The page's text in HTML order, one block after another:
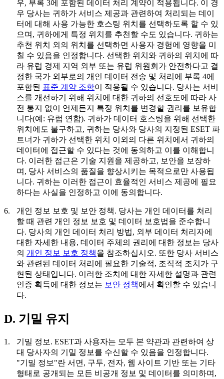
우, 부록 3에 포함된 데이터 처리 계약이 적용됩니다. 이 경
우 당사는 귀하가 서비스 제공과 관련하여 처리되는 데이
터에 대해 사용 가능한 호스팅 위치를 선택하도록 할 수 있
으며, 귀하에게 특정 위치를 추천할 수도 있습니다. 귀하는
추천 위치 외의 위치를 선택하면 사용자 경험에 영향을 미
칠 수 있음을 인정합니다. 선택한 위치와 귀하의 위치에 따
라 유럽 경제 지역 외부 또는 유럽 위원회가 안전하다고 결
정한 국가 외부로의 개인 데이터 전송 및 처리에 부록 4에
포함된 표준 계약 조항이 적용될 수 있습니다. 당사는 서비
스를 개선하기 위해 위치에 대한 귀하의 선호도에 따라 사
전 통지 없이 언제든지 특정 위치를 변경할 권리를 보유합
니다(예: 유럽 연합). 귀하가 데이터 호스팅을 위해 선택한
위치에도 불구하고, 귀하는 당사와 당사의 지정된 ESET 파
트너가 귀하가 선택한 위치 이외의 다른 위치에서 귀하의
데이터에 접근할 수 있다는 것에 동의하고 이를 이해합니
다. 이러한 접근은 기술 지원을 제공하고, 보안을 보장하
며, 당사 서비스의 품질을 향상시키는 목적으로만 사용됩
니다. 귀하는 이러한 접근이 효율적인 서비스 제공에 필요
하다는 사실을 인정하고 이에 동의합니다.
6. 개인 정보 보호 및 보안 정책. 당사는 개인 데이터를 처리
할 때 관련 개인 정보 보호 및 데이터 보호법을 준수합니
다. 당사의 개인 데이터 처리 방법, 외부 데이터 처리자에
대한 자세한 내용, 데이터 주체의 권리에 대한 정보는 당사
의 개인 정보 보호 정책을 참조하십시오. 또한 당사 서비스
와 관련된 데이터 처리에 필요한 기술적, 조직적 조치가 구
현된 상태입니다. 이러한 조치에 대한 자세한 설명과 관련
인증 획득에 대한 정보는 보안 정책에서 확인할 수 있습니
다.
D. 기밀 유지
1. 기밀 정보. ESET과 사용자는 모두 본 약관과 관련하여 상
대 당사자의 기밀 정보를 수신할 수 있음을 인정합니다.
"기밀 정보 "란 서면, 구두, 전자, 웹 사이트 기반 또는 기타
형태로 공개되는 모든 비공개 정보 및 데이터를 의미하며,